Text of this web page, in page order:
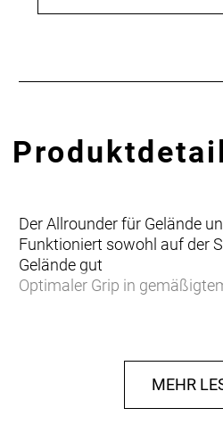
Der Allrounder für Gelände
Funktioniert sowohl auf der
Gelände gut
Optimaler Grip in
MEHR